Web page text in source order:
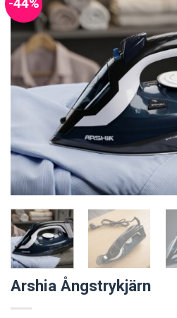
Arshia Ångstrykjärn